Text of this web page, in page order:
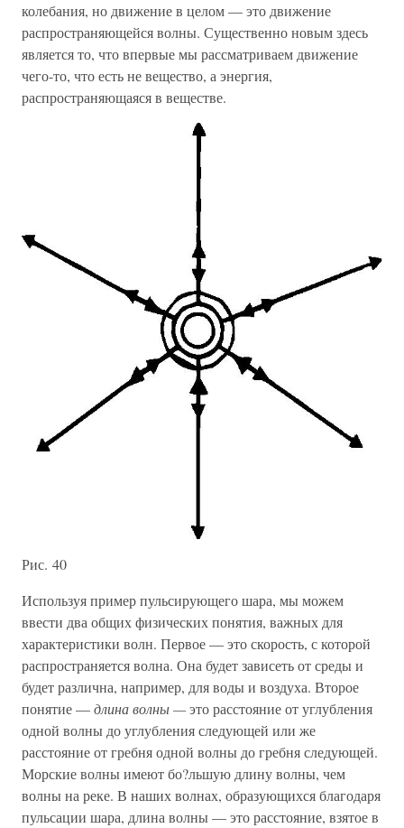
колебания, но движение в целом — это движение
распространяющейся волны. Существенно новым здесь
является то, что впервые мы рассматриваем движение
чего-то, что есть не вещество, а энергия,
распространяющаяся в веществе.
Рис. 40
Используя пример пульсирующего шара, мы можем
ввести два общих физических понятия, важных для
характеристики волн. Первое — это скорость, с которой
распространяется волна. Она будет зависеть от среды и
будет различна, например, для воды и воздуха. Второе
понятие —длина волны —это расстояние от углубления
одной волны до углубления следующей или же
расстояние от гребня одной волны до гребня следующей.
Морские волны имеют бо?льшую длину волны, чем
волны на реке. В наших волнах, образующихся благодаря
пульсации шара, длина волны — это расстояние, взятое в